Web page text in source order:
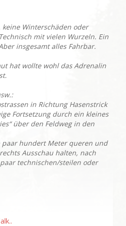
Winterschäden oder
mit vielen Wurzeln. Ein
insgesamt alles Fahrbar.
hat wollte wohl das Adrenalin
in Richtung Hasenstrick
Fortsetzung durch ein kleines
über den Feldweg in den
paar hundert Meter queren und
Ausschau halten, nach
technischen/steilen oder